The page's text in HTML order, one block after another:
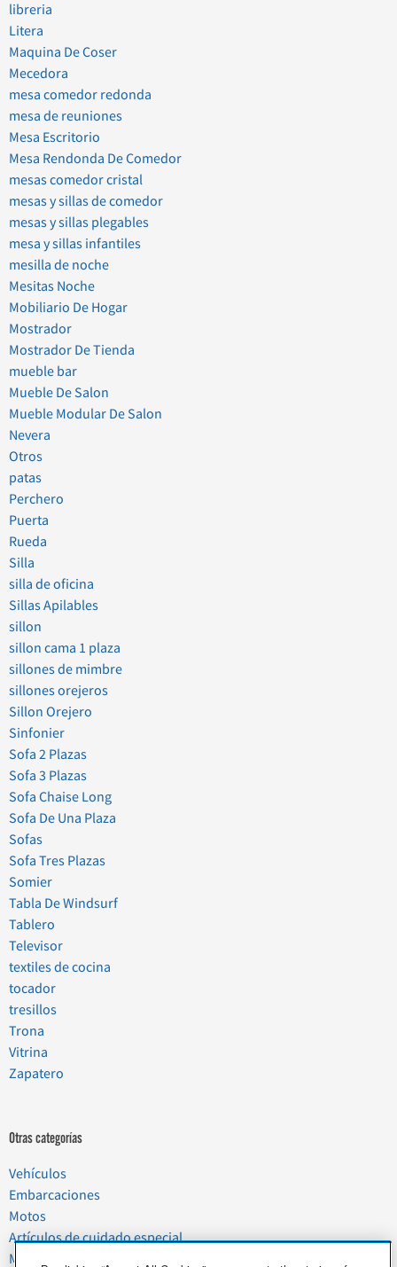
libreria
Litera
Maquina De Coser
Mecedora
mesa comedor redonda
mesa de reuniones
Mesa Escritorio
Mesa Rendonda De Comedor
mesas comedor cristal
mesas y sillas de comedor
mesas y sillas plegables
mesa y sillas infantiles
mesilla de noche
Mesitas Noche
Mobiliario De Hogar
Mostrador
Mostrador De Tienda
mueble bar
Mueble De Salon
Mueble Modular De Salon
Nevera
Otros
patas
Perchero
Puerta
Rueda
Silla
silla de oficina
Sillas Apilables
sillon
sillon cama 1 plaza
sillones de mimbre
sillones orejeros
Sillon Orejero
Sinfonier
Sofa 2 Plazas
Sofa 3 Plazas
Sofa Chaise Long
Sofa De Una Plaza
Sofas
Sofa Tres Plazas
Somier
Tabla De Windsurf
Tablero
Televisor
textiles de cocina
tocador
tresillos
Trona
Vitrina
Zapatero
Otras categorías
Vehículos
Embarcaciones
Motos
Artículos de cuidado especial
Mudanzas